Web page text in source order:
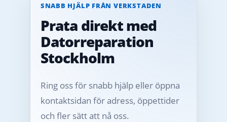
SNABB HJÄLP FRÅN VERKSTADEN
Prata direkt med
Datorreparation
Stockholm
Ring oss för snabb hjälp eller öppna
kontaktsidan för adress, öppettider
och fler sätt att nå oss.